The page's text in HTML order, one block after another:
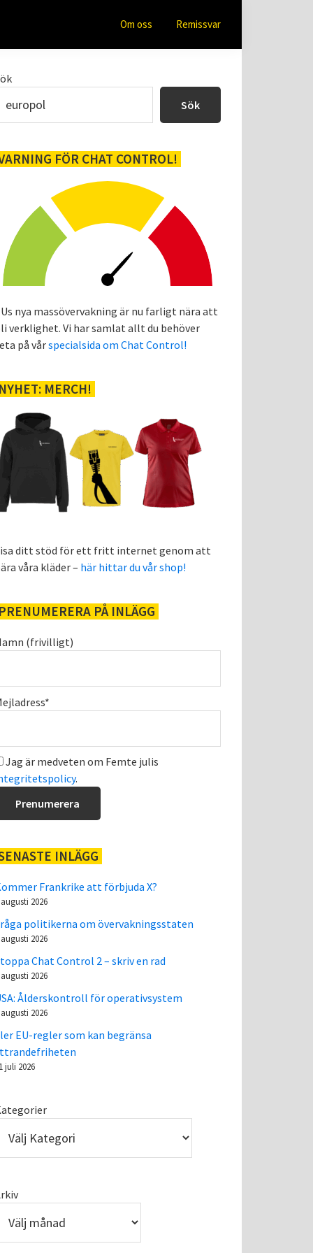
Om oss Remissvar
sidofält
Sök
FÖR CHAT CONTROL!
nya massövervakning är nu farligt nära att
verklighet. Vi har samlat allt du behöver
på vårspecialsida om Chat Control!
NYHET: MERCH!
ditt stöd för ett fritt internet genom att
våra kläder – här hittar du vår shop!
PRENUMERERA PÅ INLÄGG
(frivilligt)
Jag är medveten om Femte julis
.
INLÄGG
Frankrike att förbjuda X?
2026
politikerna om övervakningsstaten
2026
Chat Control 2 – skriv en rad
2026
Ålderskontroll för operativsystem
2026
EU-regler som kan begränsa
juli 2026